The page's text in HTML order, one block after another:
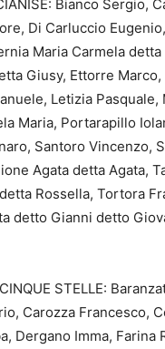
Bianco Sergio,
Di Carluccio
Maria Carmela
Giusy, Ettorre
Letizia Pasquale,
Maria, Portarapillo
Santoro Vincenzo,
Agata detta Agata,
Rossella, Tortora
detto Gianni detto
STELLE:
Carozza Francesco,
Dergano Imma, Farina